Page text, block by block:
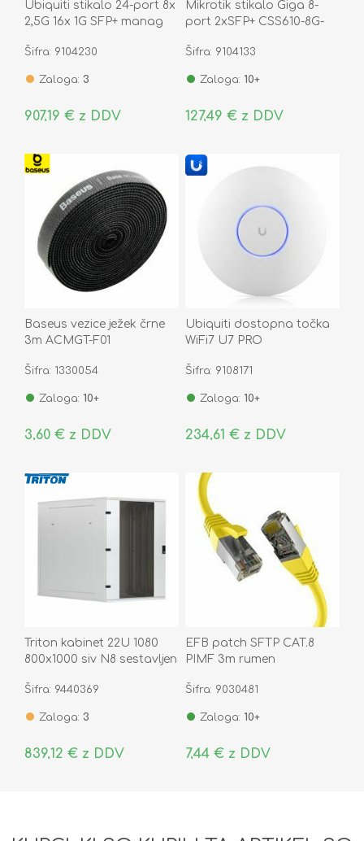
Ubiquiti stikalo 24-port 8x
2,5G 16x 1G SFP+ manag
MAX-24-POE
Šifra: 9104230
Zaloga: 3
907,19 € z DDV
Mikrotik stikalo Giga 8-
port 2xSFP+ CSS610-8G-
Šifra: 9104133
Zaloga: 10+
127,49 € z DDV
Baseus vezice ježek črne
3m ACMGT-F01
Šifra: 1330054
Zaloga: 10+
3,60 € z DDV
Ubiquiti dostopna točka
WiFi7 U7 PRO
Šifra: 9108171
Zaloga: 10+
234,61 € z DDV
Triton kabinet 22U 1080
800x1000 siv N8 sestavljen
Šifra: 9440369
Zaloga: 3
839,12 € z DDV
EFB patch SFTP CAT.8
PIMF 3m rumen
Šifra: 9030481
Zaloga: 10+
7,44 € z DDV